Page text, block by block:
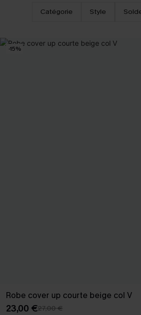
Catégorie Style
-15%
Robe cover up courte beige col V
23,00 €27,00 €